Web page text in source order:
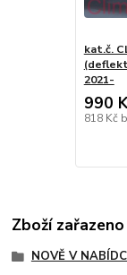
kat.č.
2021-
990
818 Kč
Zboží
NOVĚ V